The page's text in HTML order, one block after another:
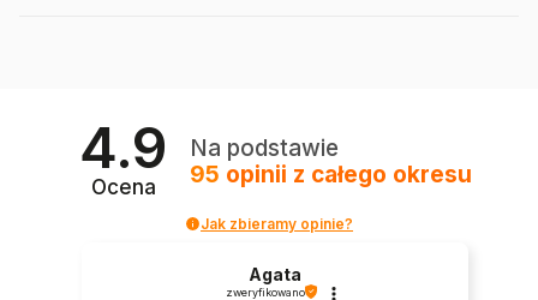
4.9
Ocena
Na podstawie
95 opinii z całego okresu
Jak zbieramy opinie?
Agata
zweryfikowano